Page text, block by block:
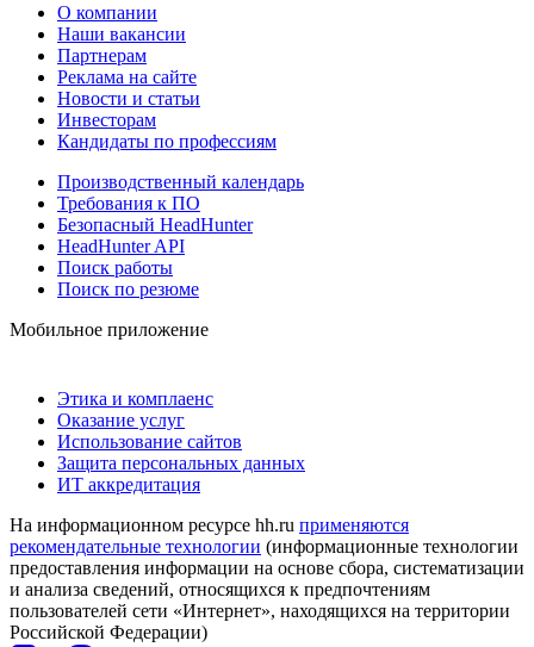
О компании
Наши вакансии
Партнерам
Реклама на сайте
Новости и статьи
Инвесторам
Кандидаты по профессиям
Производственный календарь
Требования к ПО
Безопасный HeadHunter
HeadHunter API
Поиск работы
Поиск по резюме
Мобильное приложение
Этика и комплаенс
Оказание услуг
Использование сайтов
Защита персональных данных
ИТ аккредитация
На информационном ресурсе hh.ru применяются
рекомендательные технологии (информационные технологии
предоставления информации на основе сбора, систематизации
и анализа сведений, относящихся к предпочтениям
пользователей сети «Интернет», находящихся на территории
Российской Федерации)